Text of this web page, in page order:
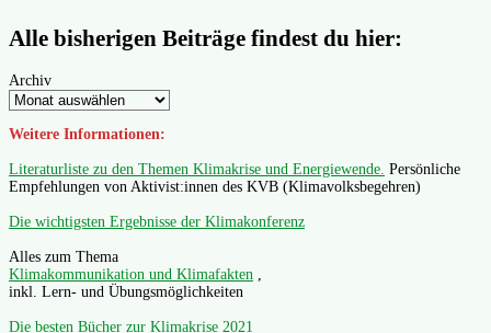
Alle bisherigen Beiträge findest du hier:
Archiv
Weitere Informationen:
Literaturliste zu den Themen Klimakrise und Energiewende. Persönliche
Empfehlungen von Aktivist:innen des KVB (Klimavolksbegehren)
Die wichtigsten Ergebnisse der Klimakonferenz
Alles zum Thema
Klimakommunikation und Klimafakten
inkl. Lern- und Übungsmöglichkeiten
Die besten Bücher zur Klimakrise 2021